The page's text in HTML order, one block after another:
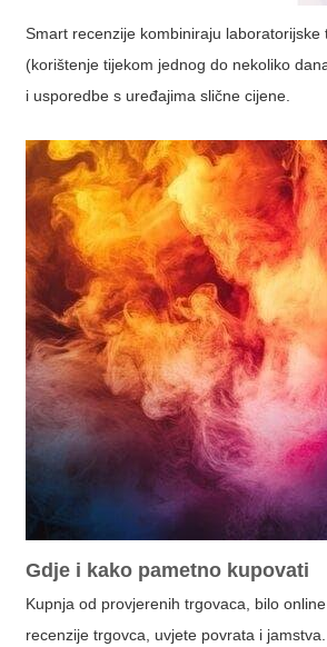
Smart recenzije kombiniraju
(korištenje tijekom jednog do nekoliko
i usporedbe s uređajima slične cijene.
Gdje i kako pametno kupovati
Kupnja od provjerenih trgovaca, bilo
recenzije trgovca, uvjete povrata i